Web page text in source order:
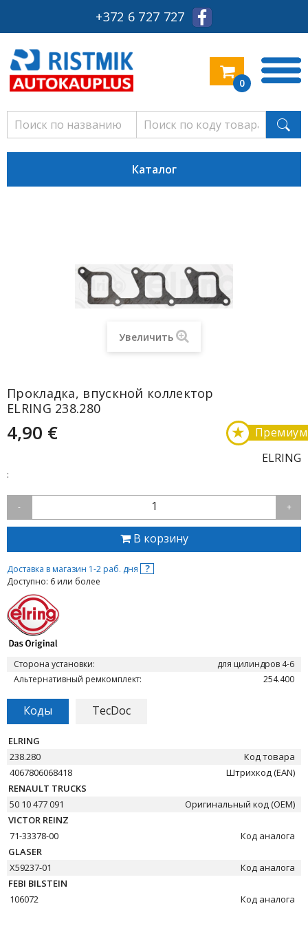
+372 6 727 727
0
Каталог
Увеличить
Прокладка, впускной коллектор
ELRING 238.280
4,90 € Премиум
★
ELRING
:
- 1 +
В корзину
Доставка в магазин 1-2 раб. дня ?
Доступно: 6 или более
Сторона установки:
для цилиндров 4-6
Альтернативный ремкомплект:
254.400
Коды TecDoc
ELRING
238.280
Код товара
4067806068418
Штрихкод (EAN)
RENAULT TRUCKS
50 10 477 091
Оригинальный код (OEM)
VICTOR REINZ
71-33378-00
Код аналога
GLASER
X59237-01
Код аналога
FEBI BILSTEIN
106072
Код аналога